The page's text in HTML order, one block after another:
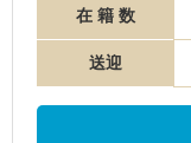
在 籍 数
送迎